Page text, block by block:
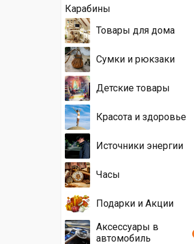
Карабины
Товары для дома
Сумки и рюкзаки
Детские товары
Красота и здоровье
Источники энергии
Часы
Подарки и Акции
Аксессуары в
автомобиль